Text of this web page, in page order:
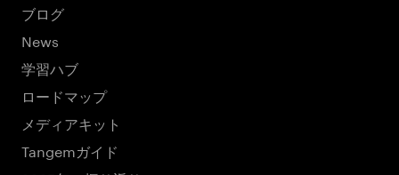
ブログ
News
学習ハブ
ロードマップ
メディアキット
Tangemガイド